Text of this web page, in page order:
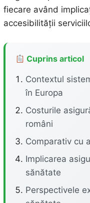
fiecare având
accesibilității
Cuprins articol
Contextul
în Europa
Costurile
români
Comparativ cu
Implicarea
sănătate
Perspectivele